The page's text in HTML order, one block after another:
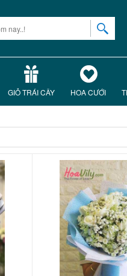
GIỎ TRÁI CÂY HOA CƯỚI